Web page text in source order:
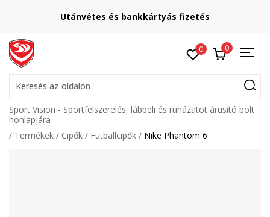
Utánvétes és bankkártyás fizetés
0 0
Keresés az oldalon
Sport Vision - Sportfelszerelés, lábbeli és ruházatot árusító bolt
honlapjára
Termékek
Cipők Futballcipők Nike Phantom 6